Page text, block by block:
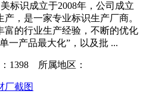
标识成立于2008年，公司成立
，是一家专业标识生产厂商。
富的行业生产经验，不断的优化
一产品最大化”，以及批 ...
1398 所属地区：